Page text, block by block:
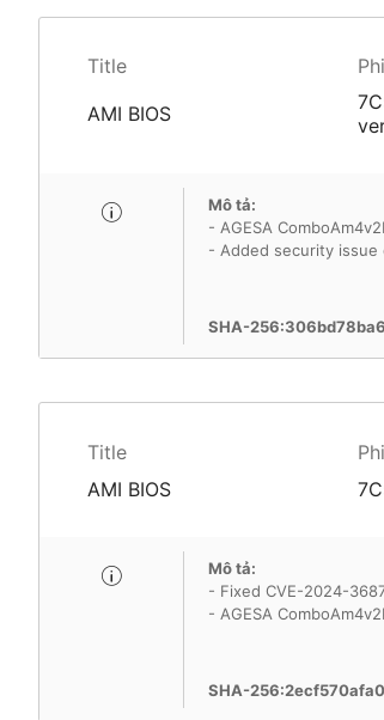
Title
AMI BIOS
Mô tả:
- AGESA
- Added security issue
SHA-
Title
AMI BIOS
Mô tả:
- Fixed CVE-2024-
- AGESA
SHA-